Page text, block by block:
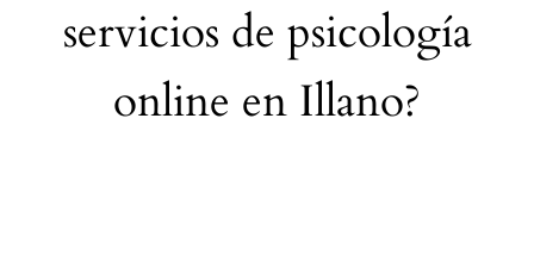
servicios de psicología
online en Illano?